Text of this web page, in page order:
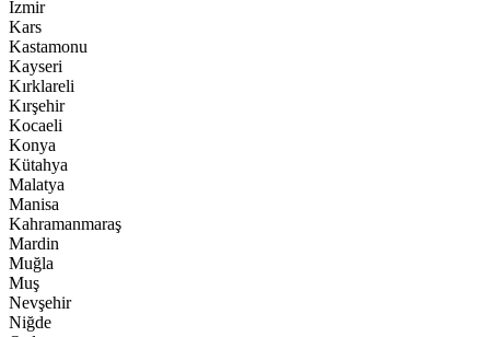
İzmir
Kars
Kastamonu
Kayseri
Kırklareli
Kırşehir
Kocaeli
Konya
Kütahya
Malatya
Manisa
Kahramanmaraş
Mardin
Muğla
Muş
Nevşehir
Niğde